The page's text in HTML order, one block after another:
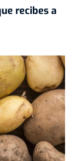
recibes a